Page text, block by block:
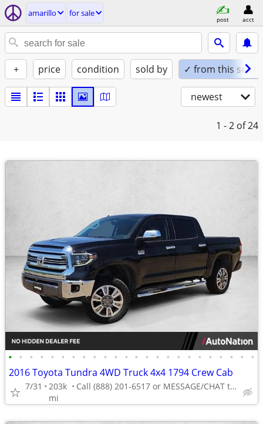
amarillo for sale
post acct
+ price condition sold by ✓ from this seller
newest
1 - 2 of 24
• • • • • • • • • • • • • • • • • • • • • • • •
2016 Toyota Tundra 4WD Truck 4x4 1794 Crew Cab
7/31
203k
mi
Call (888) 201-6517 or MESSAGE/CHAT to confirm availability